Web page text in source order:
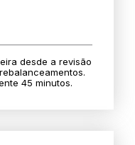
desde a revisão
45 minutos.